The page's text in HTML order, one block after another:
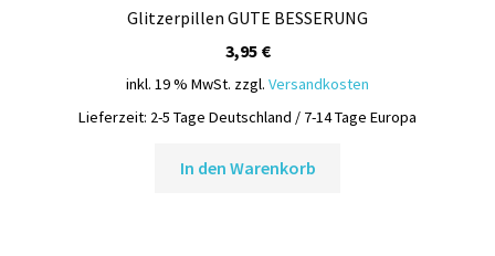
Glitzerpillen GUTE BESSERUNG
3,95 €
inkl. 19 % MwSt. zzgl. Versandkosten
Lieferzeit: 2-5 Tage Deutschland / 7-14 Tage Europa
In den Warenkorb